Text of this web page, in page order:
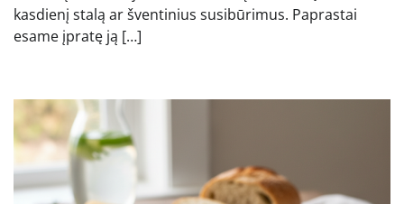
kasdienį stalą ar šventinius susibūrimus. Paprastai
esame įpratę ją […]